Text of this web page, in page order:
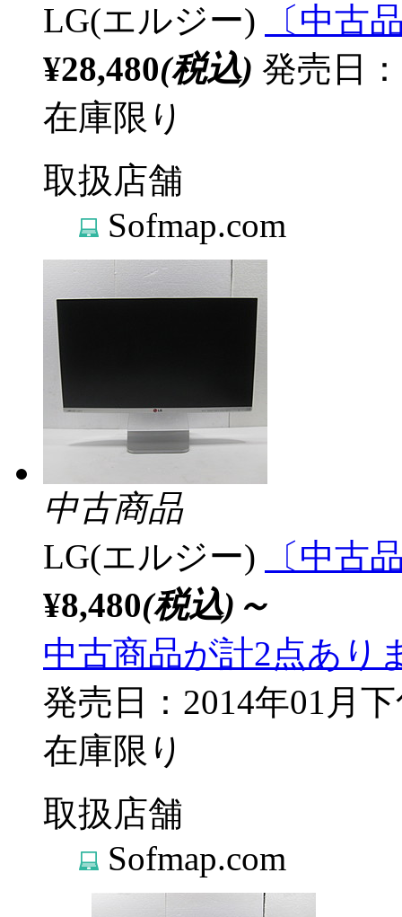
LG(エルジー)
〔中古
¥28,480(税込) 発売日
在庫限り
取扱店舗
Sofmap.com
中古商品
LG(エルジー)
〔中古
¥8,480(税込)～
中古商品が計2点あり
発売日：2014年01月
在庫限り
取扱店舗
Sofmap.com